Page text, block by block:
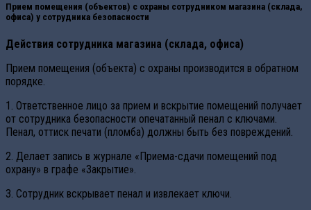
Прием помещения (объектов) с охраны сотрудником магазина (склада,
офиса) у сотрудника безопасности
Действия сотрудника магазина (склада, офиса)
Прием помещения (объекта) с охраны производится в обратном
порядке.
1. Ответственное лицо за прием и вскрытие помещений получает
от сотрудника безопасности опечатанный пенал с ключами.
Пенал, оттиск печати (пломба) должны быть без повреждений.
2. Делает запись в журнале «Приема-сдачи помещений под
охрану» в графе «Закрытие».
3. Сотрудник вскрывает пенал и извлекает ключи.